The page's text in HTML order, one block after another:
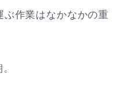
ぶ作業はなかなかの重